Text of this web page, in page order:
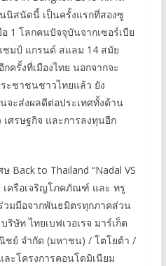
นิสนัดนี้ เป็นครั้งแรกที่สองซู
1 โลกคนปัจจุบันจากเซอร์เบีย
ชมป์ แกรนด์ สแลม 14 สมัย
ครั้งที่เมืองไทย นอกจากจะ
ะชาชนชาวไทยแล้ว ยัง
จะส่งผลดีต่อประเทศทั้งด้าน
ศรษฐกิจ และการลงทุนอีก
Back to Thailand “Nadal VS
เครือเจริญโภคภัณฑ์ และ ทรู
วมมือจากพันธมิตรทุกภาคส่วน
ษัท ไทยเบฟเวอเรจ มาร์เก็ต
ย์ จำกัด (มหาชน) / โตโยต้า /
ะโครงการคอนโดมิเนียม